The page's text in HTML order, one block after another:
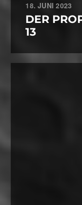
18. JUNI 2023
DER
13